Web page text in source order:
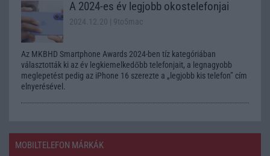
A 2024-es év legjobb okostelefonjai
2024.12.20 | 9to5mac
Az MKBHD Smartphone Awards 2024-ben tíz kategóriában
választották ki az év legkiemelkedőbb telefonjait, a legnagyobb
meglepetést pedig az iPhone 16 szerezte a „legjobb kis telefon” cím
elnyerésével.
MOBILTELEFON MÁRKÁK